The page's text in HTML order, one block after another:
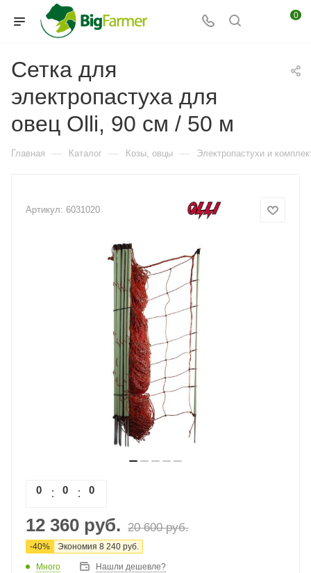
0
Сетка для
электропастуха для
овец Olli, 90 см / 50 м
Главная — Каталог — Козы, овцы — Электропастухи и
Артикул: 6031020
0 0 0
12 360 руб. 20 600руб.
-40% Экономия 8 240 руб.
Много Нашли дешевле?